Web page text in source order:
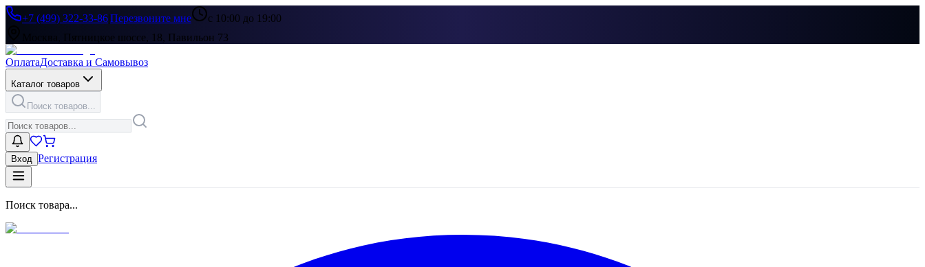
+7 (499) 322-33-86|Перезвоните мне
с 10:00 до 19:00
Москва, Пятницкое шоссе, 18, Павильон 73
ОплатаДоставка и Самовывоз
Каталог товаров
Поиск товаров...
Вход Регистрация
Поиск товара...